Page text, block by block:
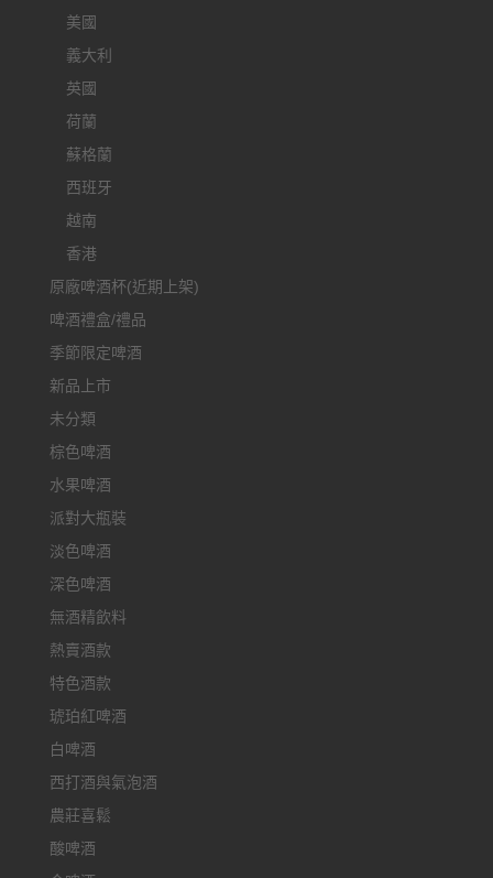
美國
義大利
英國
荷蘭
蘇格蘭
西班牙
越南
香港
原廠啤酒杯(近期上架)
啤酒禮盒/禮品
季節限定啤酒
新品上市
未分類
棕色啤酒
水果啤酒
派對大瓶裝
淡色啤酒
深色啤酒
無酒精飲料
熱賣酒款
特色酒款
琥珀紅啤酒
白啤酒
西打酒與氣泡酒
農莊喜鬆
酸啤酒